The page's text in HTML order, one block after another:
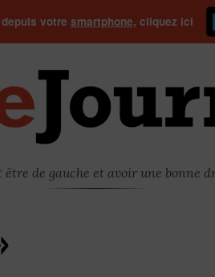
votre smartphone, cliquez ici
être de gauche et avoir une bonne